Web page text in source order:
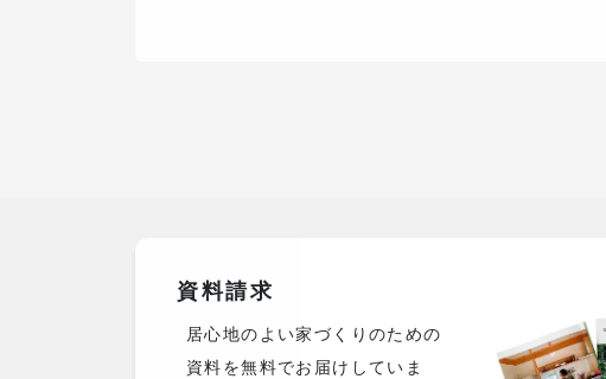
資料請求
居心地のよい家づくりのための
資料を無料でお届けしていま